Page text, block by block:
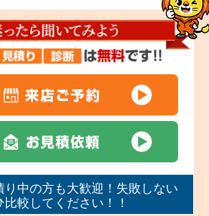
り中の方も大歓迎！失敗しない
較してください！！